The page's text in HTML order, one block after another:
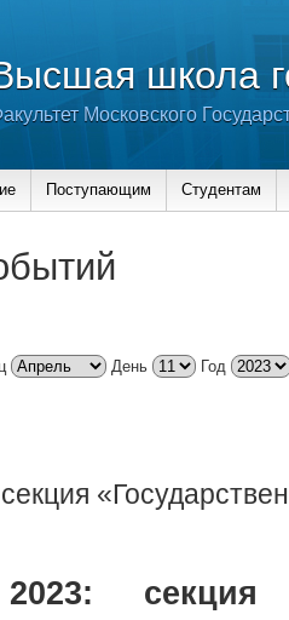
школа
Московского
Поступающим Студентам
День Год
секция